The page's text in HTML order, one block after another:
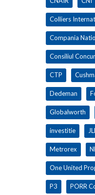
Colliers
Compania
Consiliul
CTP
Dedeman
Globalworth
investitie
Metrorex
One United
P3 PORR